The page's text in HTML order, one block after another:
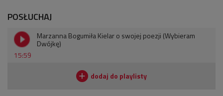
POSŁUCHAJ
15:59
Marzanna Bogumiła Kielar o swojej poezji (Wybieram
Dwójkę)